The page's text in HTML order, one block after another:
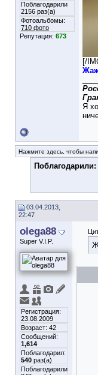
Поблагодарили
2156 раз(а)
Фотоальбомы:
710 фото
Репутация: 673
[/
Я
Нажмите здесь, чтобы
Поблагодарили:
03.04.2013,
22:47
olega88
Super V.I.P.
Регистрация:
23.08.2009
Возраст: 42
Сообщений:
1,614
Поблагодарил:
540 раз(а)
Поблагодарили